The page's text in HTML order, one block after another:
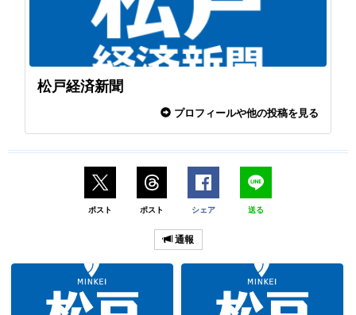
松戸経済新聞
プロフィールや他の投稿を見る
ポスト ポスト シェア 送る
通報